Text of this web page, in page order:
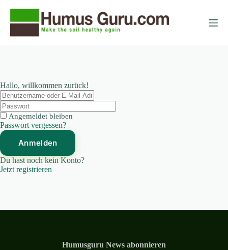
springen
springen
Hallo, willkommen zurück!
Angemeldet bleiben
Passwort vergessen?
Anmelden
Du hast noch kein Konto?
Jetzt registrieren
Humusguru News abonnieren